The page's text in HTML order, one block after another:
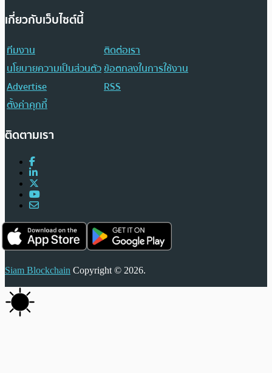
เกี่ยวกับเว็บไซต์นี้
ทีมงาน
ติดต่อเรา
นโยบายความเป็นส่วนตัวข้อตกลงในการใช้งาน
Advertise
RSS
ตั้งค่าคุกกี้
ติดตามเรา
Siam Blockchain Copyright © 2026.